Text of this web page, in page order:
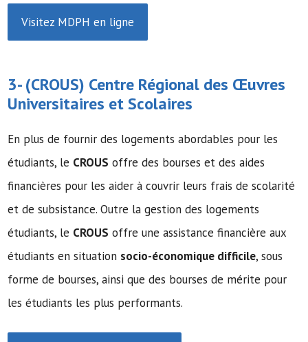
Visitez MDPH en ligne
3- (CROUS) Centre Régional des Œuvres
Universitaires et Scolaires
En plus de fournir des logements abordables pour les
étudiants, le CROUS offre des bourses et des aides
financières pour les aider à couvrir leurs frais de scolarité
et de subsistance. Outre la gestion des logements
étudiants, le CROUS offre une assistance financière aux
étudiants en situation socio-économique difficile, sous
forme de bourses, ainsi que des bourses de mérite pour
les étudiants les plus performants.